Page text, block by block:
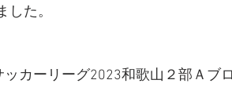
た。
カーリーグ2023和歌山２部Ａブ